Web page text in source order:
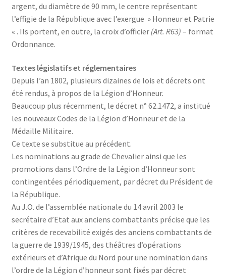
argent, du diamètre de 90 mm, le centre représentant
l’effigie de la République avec l’exergue » Honneur et Patrie
« . Ils portent, en outre, la croix d’officier (Art. R63) – format
Ordonnance.
Textes législatifs et réglementaires
Depuis l’an 1802, plusieurs dizaines de lois et décrets ont
été rendus, à propos de la Légion d’Honneur.
Beaucoup plus récemment, le décret n° 62.1472, a institué
les nouveaux Codes de la Légion d’Honneur et de la
Médaille Militaire.
Ce texte se substitue au précédent.
Les nominations au grade de Chevalier ainsi que les
promotions dans l’Ordre de la Légion d’Honneur sont
contingentées périodiquement, par décret du Président de
la République.
Au J.O. de l’assemblée nationale du 14 avril 2003 le
secrétaire d’Etat aux anciens combattants précise que les
critères de recevabilité exigés des anciens combattants de
la guerre de 1939/1945, des théâtres d’opérations
extérieurs et d’Afrique du Nord pour une nomination dans
l’ordre de la Légion d’honneur sont fixés par décret